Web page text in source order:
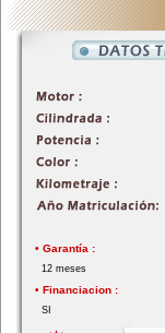
• Garantía :
12 meses
• Financiacion :
SI